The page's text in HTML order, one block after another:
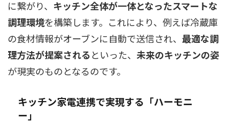
に繋がり、 キッチン全体が一体となったスマートな
調理環境を構築します。これにより、例えば冷蔵庫
の食材情報がオーブンに自動で送信され、 最適な調
理方法が提案されるといった、 未来のキッチンの姿
が現実のものとなるのです。
キッチン家電連携で実現する「ハーモニ
ー」